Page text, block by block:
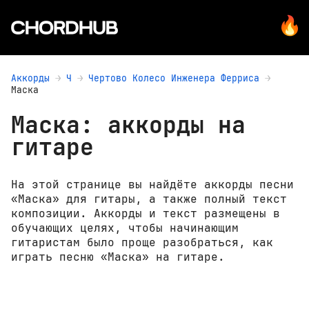
Аккорды Ч
Чертово Колесо Инженера Ферриса
Маска
Маска: аккорды на
гитаре
На этой странице вы найдёте аккорды песни
«Маска» для гитары, а также полный текст
композиции. Аккорды и текст размещены в
обучающих целях, чтобы начинающим
гитаристам было проще разобраться, как
играть песню «Маска» на гитаре.